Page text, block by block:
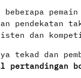
beberapa
pendekatan
dan
tekad dan
pertandingan